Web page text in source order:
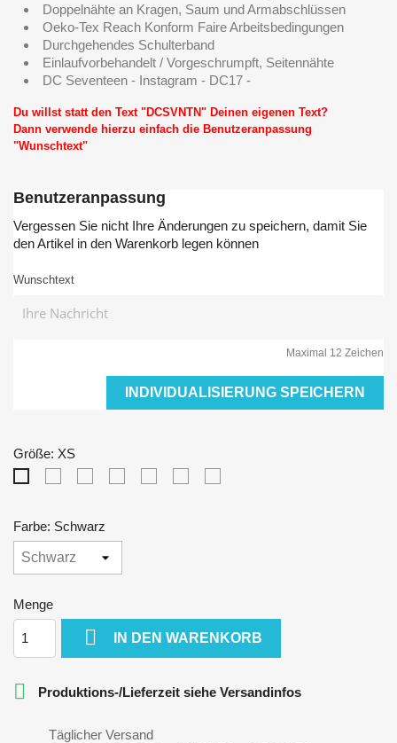
Doppelnähte an Kragen, Saum und Armabschlüssen
Oeko-Tex Reach Konform Faire Arbeitsbedingungen
Durchgehendes Schulterband
Einlaufvorbehandelt / Vorgeschrumpft, Seitennähte
DC Seventeen - Instagram - DC17 -
Du willst statt den Text "DCSVNTN" Deinen eigenen Text?
Dann verwende hierzu einfach die Benutzeranpassung
"Wunschtext"
Benutzeranpassung
Vergessen Sie nicht Ihre Änderungen zu speichern, damit Sie
den Artikel in den Warenkorb legen können
Wunschtext
Maximal 12 Zeichen
INDIVIDUALISIERUNG SPEICHERN
Größe: XS
Farbe: Schwarz
Menge
 IN DEN WARENKORB
 Produktions-/Lieferzeit siehe Versandinfos
Täglicher Versand